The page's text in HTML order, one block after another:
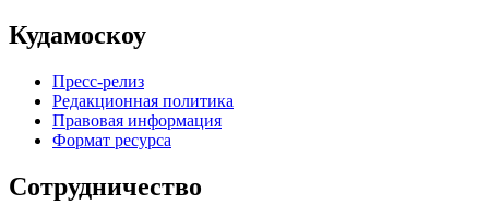
Кудамоскоу
Пресс-релиз
Редакционная политика
Правовая информация
Формат ресурса
Сотрудничество